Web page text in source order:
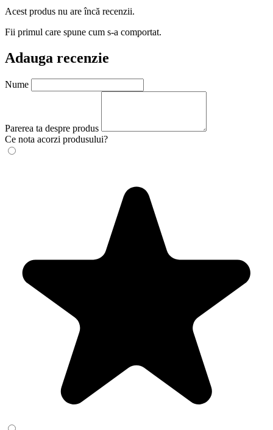
Acest produs nu are încă recenzii.
Fii primul care spune cum s-a comportat.
Adauga recenzie
Nume
Parerea ta despre produs
Ce nota acorzi produsului?